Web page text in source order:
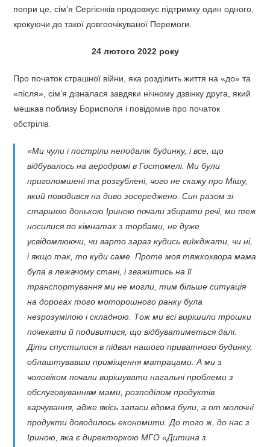
попри це, сім’я Сергієнків продовжує підтримку один одного,
крокуючи до такої довгоочікуваної Перемоги.
24 лютого 2022 року
Про початок страшної війни, яка розділить життя на «до» та
«після», сім’я дізналася завдяки нічному дзвінку друга, який
мешкав поблизу Борисполя і повідомив про початок
обстрілів.
«Ми чули і постріли неподалік будинку, і все, що
відбувалось на аеродромі в Гостомелі. Ми були
приголомшені та розгублені, чого не скажу про Мішу,
який поводився на диво зосереджено. Син разом зі
старшою донькою Іриною почали збирати речі, ми теж
носилися по кімнатах з торбами, не дуже
усвідомлюючи, чи варто зараз кудись виїжджати, чи ні,
і якщо так, то куди саме. Проте моя тяжкохвора мама
була в лежачому стані, і зважитись на її
транспортування ми не могли, тим більше ситуація
на дорогах того моторошного ранку була
незрозумілою і складною. Тож ми всі вирішили трошки
почекати й подивитися, що відбуватиметься далі.
Діти спустилися в підвал нашого приватного будинку,
облаштувавши приміщення матрацами. А ми з
чоловіком почали вирішувати нагальні проблеми з
обслуговуванням мами, розподілом продуктів
харчування, адже якісь запаси вдома були, а от молочні
продукти доводилось економити. До того ж, до нас з
Іриною, яка є директоркою МГО «Дитина з